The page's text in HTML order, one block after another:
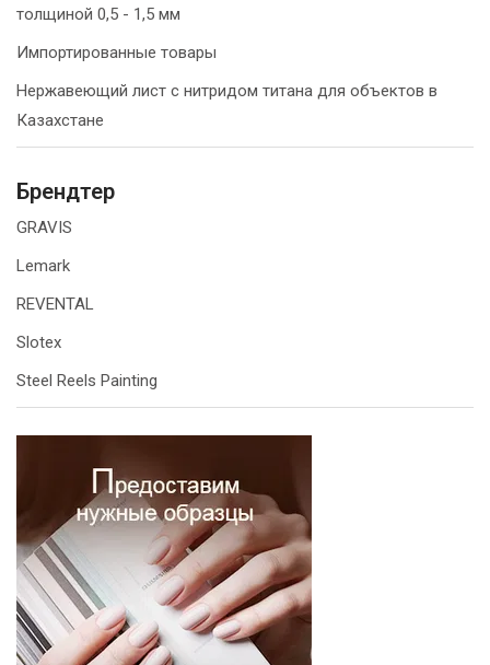
толщиной 0,5 - 1,5 мм
Импортированные товары
Нержавеющий лист с нитридом титана для объектов в
Казахстане
Брендтер
GRAVIS
Lemark
REVENTAL
Slotex
Steel Reels Painting